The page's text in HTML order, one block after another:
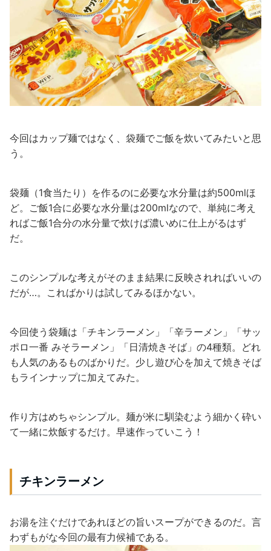
今回はカップ麺ではなく、袋麺でご飯を炊いてみたいと思
う。
袋麺（1食当たり）を作るのに必要な水分量は約500mlほ
ど。ご飯1合に必要な水分量は200mlなので、単純に考え
ればご飯1合分の水分量で炊けば濃いめに仕上がるはず
だ。
このシンプルな考えがそのまま結果に反映されればいいの
だが…。こればかりは試してみるほかない。
今回使う袋麺は「チキンラーメン」「辛ラーメン」「サッ
ポロ一番 みそラーメン」「日清焼きそば」の4種類。どれ
も人気のあるものばかりだ。少し遊び心を加えて焼きそば
もラインナップに加えてみた。
作り方はめちゃシンプル。麺が米に馴染むよう細かく砕い
て一緒に炊飯するだけ。早速作っていこう！
チキンラーメン
お湯を注ぐだけであれほどの旨いスープができるのだ。言
わずもがな今回の最有力候補である。